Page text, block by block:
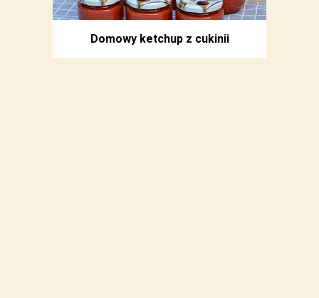
Domowy ketchup z cukinii